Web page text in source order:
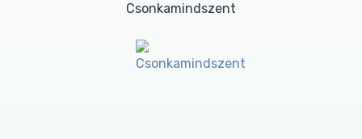
Csonkamindszent